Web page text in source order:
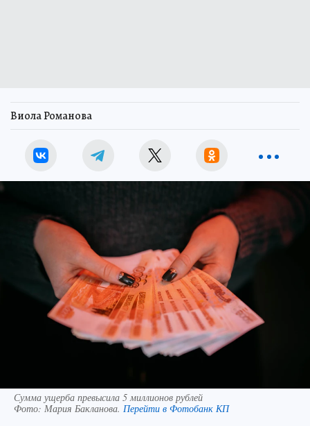
Виола Романова
Сумма ущерба превысила 5 миллионов рублей
Фото: Мария Бакланова. Перейти в Фотобанк КП